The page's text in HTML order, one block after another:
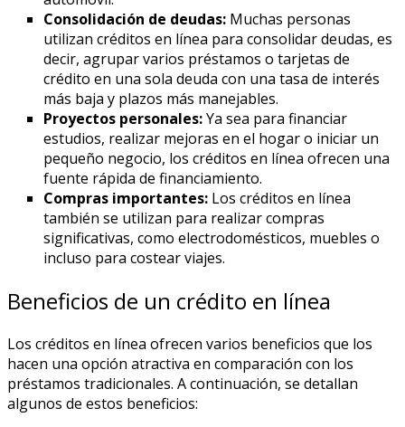
Consolidación de deudas: Muchas personas
utilizan créditos en línea para consolidar deudas, es
decir, agrupar varios préstamos o tarjetas de
crédito en una sola deuda con una tasa de interés
más baja y plazos más manejables.
Proyectos personales:Ya sea para financiar
estudios, realizar mejoras en el hogar o iniciar un
pequeño negocio, los créditos en línea ofrecen una
fuente rápida de financiamiento.
Compras importantes: Los créditos en línea
también se utilizan para realizar compras
significativas, como electrodomésticos, muebles o
incluso para costear viajes.
Beneficios de un crédito en línea
Los créditos en línea ofrecen varios beneficios que los
hacen una opción atractiva en comparación con los
préstamos tradicionales. A continuación, se detallan
algunos de estos beneficios: